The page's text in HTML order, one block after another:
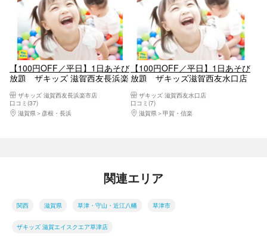
【100円OFF／平日】1日あそび
放題 ザキッズ 滋賀西友長浜楽
ザキッズ 滋賀西友長浜楽市店
口コミ(37)
滋賀県
彦根・長浜
【100円OFF／平日】1日あそび
放題 ザキッズ滋賀西友水口店
ザキッズ 滋賀西友水口店
口コミ(7)
滋賀県
甲賀・信楽
関連エリア
関西 滋賀県 草津・守山・近江八幡 草津市
ザキッズ 滋賀エイスクエア草津店